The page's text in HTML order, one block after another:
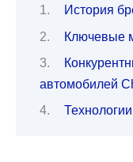
История
Ключевые
автомобилей